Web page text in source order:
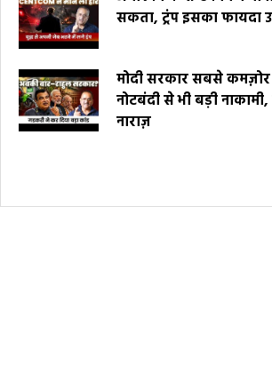
सकता, ट्रंप इसका फायदा
मोदी सरकार सबसे
नोटबंदी से भी बड़ी
नाराज़